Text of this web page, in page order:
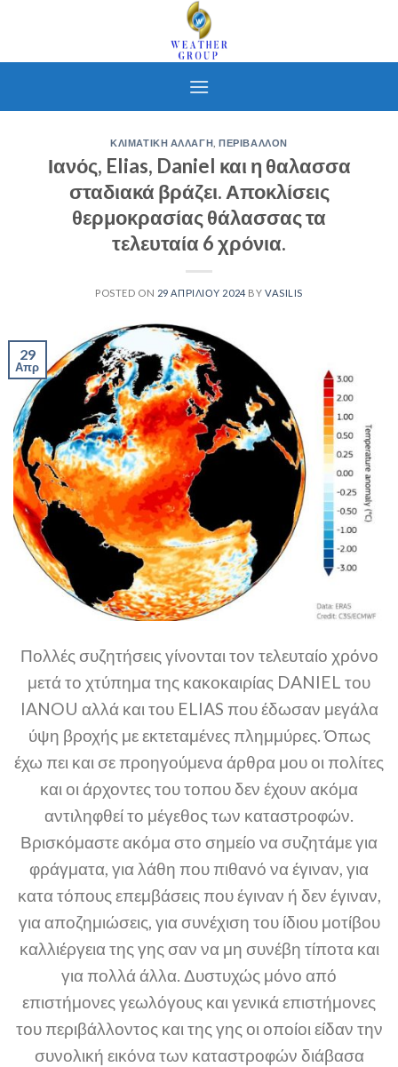
ΚΛΙΜΑΤΙΚΗ ΑΛΛΑΓΗ ,ΠΕΡΙΒΑΛΛΟΝ
Ιανός, Elias, Daniel και η θαλασσα
σταδιακά βράζει. Αποκλίσεις
θερμοκρασίας θάλασσας τα
τελευταία 6 χρόνια.
POSTED ON 29 ΑΠΡΙΛΊΟΥ 2024 BY VASILIS
29
Απρ
Πολλές συζητήσεις γίνονται τον τελευταίο χρόνο
μετά το χτύπημα της κακοκαιρίας DANIEL του
IANOU αλλά και του ELIAS που έδωσαν μεγάλα
ύψη βροχής με εκτεταμένες πλημμύρες. Όπως
έχω πει και σε προηγούμενα άρθρα μου οι πολίτες
και οι άρχοντες του τοπου δεν έχουν ακόμα
αντιληφθεί το μέγεθος των καταστροφών.
Βρισκόμαστε ακόμα στο σημείο να συζητάμε για
φράγματα, για λάθη που πιθανό να έγιναν, για
κατα τόπους επεμβάσεις που έγιναν ή δεν έγιναν,
για αποζημιώσεις, για συνέχιση του ίδιου μοτίβου
καλλιέργεια της γης σαν να μη συνέβη τίποτα και
για πολλά άλλα. Δυστυχώς μόνο από
επιστήμονες γεωλόγους και γενικά επιστήμονες
του περιβάλλοντος και της γης οι οποίοι είδαν την
συνολική εικόνα των καταστροφών διάβασα